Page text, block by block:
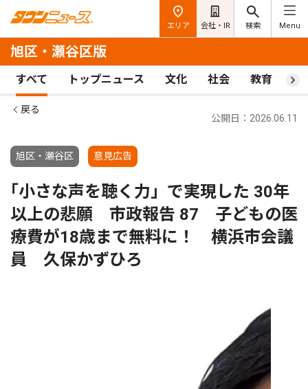
エリア 会社・IR 検索 Menu
旭区・瀬谷区版
すべて トップニュース 文化 社会 教育 ス
戻る
旭区・瀬谷区 意見広告
公開日：2026.06.11
｢小さな声を聴く力」で実現した 30年
以上の悲願 市政報告 87 子どもの医
療費が18歳まで無料に！ 横浜市会議
員 久保かずひろ